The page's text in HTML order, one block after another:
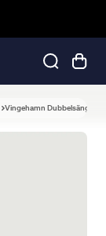
Vingehamn Dubbelsäng